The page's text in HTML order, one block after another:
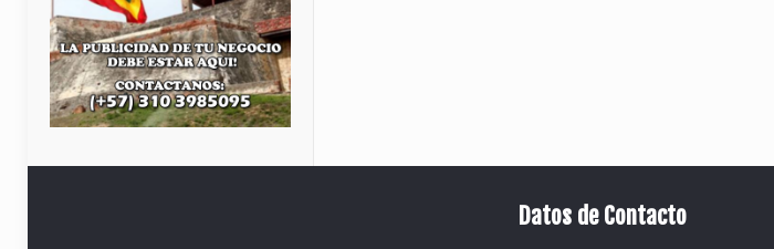
Datos de Contacto